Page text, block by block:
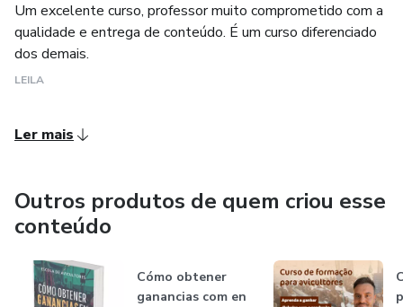
Um excelente curso, professor muito comprometido com a
qualidade e entrega de conteúdo. É um curso diferenciado
dos demais.
LEILA
Ler mais
Outros produtos de quem criou esse
conteúdo
Cómo obtener
ganancias com en